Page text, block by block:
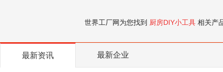
世界工厂网为您找到 厨房DIY小工具 相关产
最新资讯 最新企业